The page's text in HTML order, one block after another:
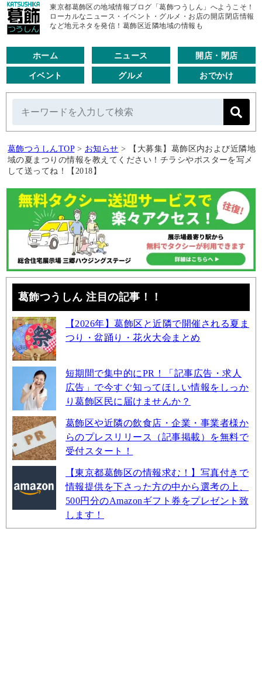
東京都葛飾区の地域情報ブログ「葛飾つうしん」へようこそ！
ローカルなニュース・イベント・グルメ・お店の開店閉店情報
など地元ネタを発信！葛飾区近隣地域の情報も
ホーム ニュース 開店・閉店
イベント グルメ おでかけ
葛飾つうしんTOP > お知らせ >
【大募集】葛飾区内および近隣地
域の夏まつりの情報を教えてください！チラシやポスターを写メ
して送ってね！【2018】
葛飾つうしん 注目の記事！！
【2026年】葛飾区と近隣で開催される夏ま
つり・盆踊り・花火大会まとめ
短期間で集中的にPR！「記事広告・求人
広告」で今すぐ知ってほしい情報をしっか
り葛飾区民に届けませんか？
葛飾区や近隣の飲食店・企業・事業者様か
らのプレスリリース（記事掲載）を無料で
受付スタート！
【東京都葛飾区の情報求む！】写真付きで
情報提供を下さった方の中から選考の上、
500円分のAmazonギフト券をプレゼント致
します！